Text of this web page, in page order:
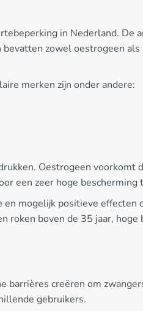
in Nederland. De
zowel oestrogeen
merken zijn onder andere:
Oestrogeen voorkomt
een zeer hoge bescherming
mogelijk positieve effecten
boven de 35 jaar, hoge
creëren om
gebruikers.